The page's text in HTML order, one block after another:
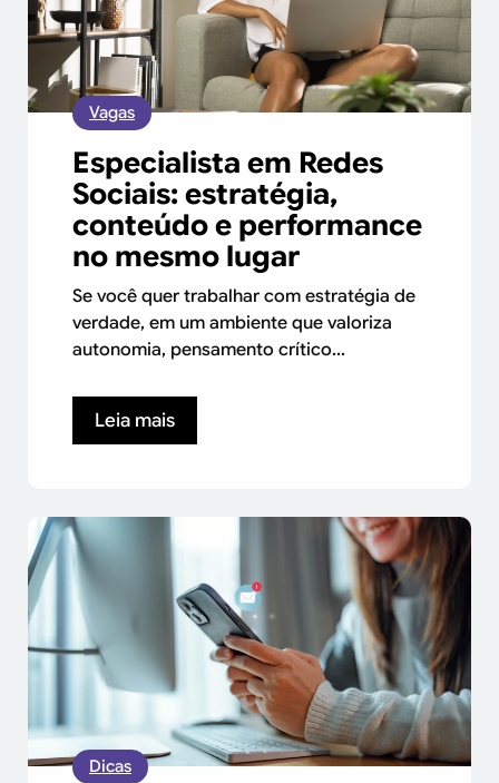
Vagas
Especialista em Redes
Sociais: estratégia,
conteúdo e performance
no mesmo lugar
Se você quer trabalhar com estratégia de
verdade, em um ambiente que valoriza
autonomia, pensamento crítico...
Leia mais
Dicas